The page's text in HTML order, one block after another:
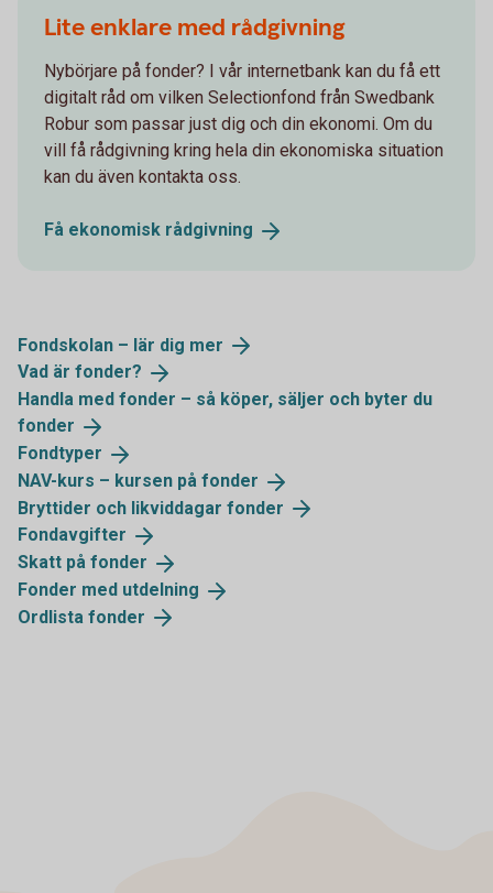
Lite enklare med rådgivning
Nybörjare på fonder? I vår internetbank kan du få ett
digitalt råd om vilken Selectionfond från Swedbank
Robur som passar just dig och din ekonomi. Om du
vill få rådgivning kring hela din ekonomiska situation
kan du även kontakta oss.
Få ekonomisk rådgivning
Fondskolan – lär dig mer
Vad är fonder?
Handla med fonder – så köper, säljer och byter du
fonder
Fondtyper
NAV-kurs – kursen på fonder
Bryttider och likviddagar fonder
Fondavgifter
Skatt på fonder
Fonder med utdelning
Ordlista fonder